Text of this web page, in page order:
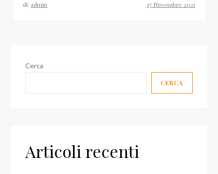
Consorzio
di: admin
Cerca
CERCA
Articoli recenti